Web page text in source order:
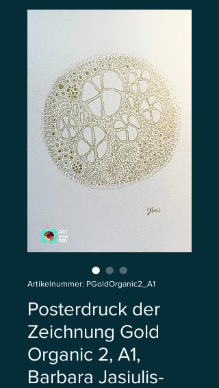
Artikelnummer: PGoldOrganic2_A1
Posterdruck der
Zeichnung Gold
Organic 2, A1,
Barbara Jasiulis-